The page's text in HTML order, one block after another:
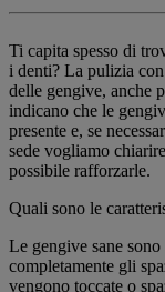
Ti capita spesso di
i denti? La pulizia
delle gengive, anche
indicano che le
presente e, se
sede vogliamo
possibile rafforzarle.
Quali sono le
Le gengive sane
completamente gli
vengono toccate o